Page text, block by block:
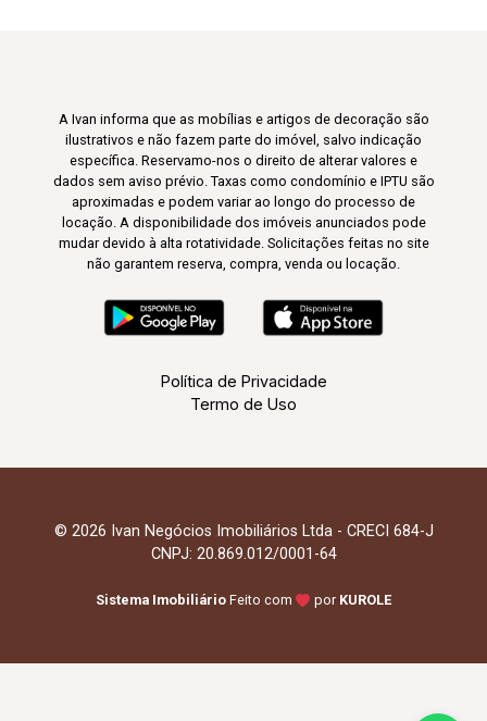
A Ivan informa que as mobílias e artigos de decoração são
ilustrativos e não fazem parte do imóvel, salvo indicação
específica. Reservamo-nos o direito de alterar valores e
dados sem aviso prévio. Taxas como condomínio e IPTU são
aproximadas e podem variar ao longo do processo de
locação. A disponibilidade dos imóveis anunciados pode
mudar devido à alta rotatividade. Solicitações feitas no site
não garantem reserva, compra, venda ou locação.
Política de Privacidade
Termo de Uso
© 2026 Ivan Negócios Imobiliários Ltda - CRECI 684-J
CNPJ: 20.869.012/0001-64
Sistema Imobiliário Feito com por KUROLE